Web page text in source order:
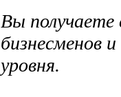
Вы получаете
бизнесменов
уровня.